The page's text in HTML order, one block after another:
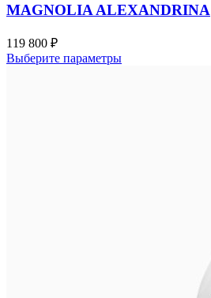
MAGNOLIA ALEXANDRINA
119 800 ₽
Выберите параметры